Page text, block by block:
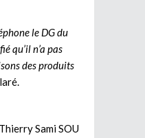
le DG du
qu’il n’a pas
des produits
Thierry Sami SOU